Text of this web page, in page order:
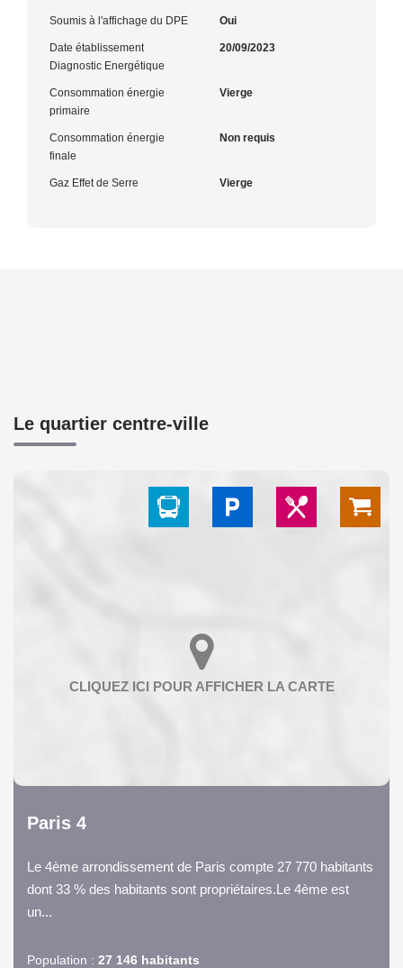
Soumis à l'affichage du DPE Oui
Date établissement
Diagnostic Energétique
20/09/2023
Consommation énergie
primaire
Vierge
Consommation énergie
finale
Non requis
Gaz Effet de Serre Vierge
Le quartier centre-ville
Paris 4
Le 4ème arrondissement de Paris compte 27 770 habitants
dont 33 % des habitants sont propriétaires.Le 4ème est
un...
Population : 27 146 habitants